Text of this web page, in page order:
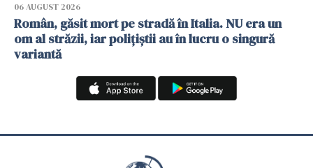
06 AUGUST 2026
Român, găsit mort pe stradă în Italia. NU era un
om al străzii, iar polițiștii au în lucru o singură
variantă